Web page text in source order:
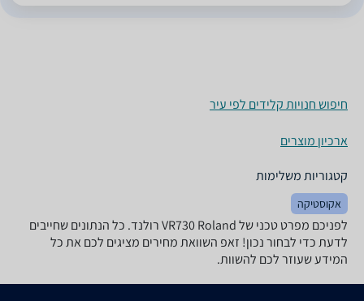
חיפוש חנויות קלידים לפי עיר
ארכיון מוצרים
קטגוריות משלימות
אקוסטיקה
לפניכם מפרט טכני של VR730 Roland רולנד. כל הנתונים שחייבים
לדעת כדי לבחור נכון! זאפ השוואת מחירים מציגים לכם את כל
המידע שעוזר לכם להשוות.